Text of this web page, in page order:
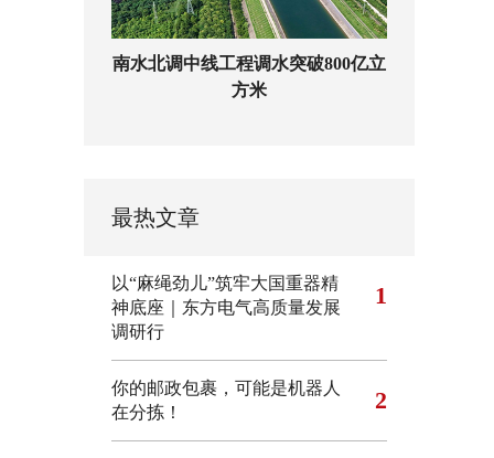
南水北调中线工程调水突破800亿立
方米
最热文章
以“麻绳劲儿”筑牢大国重器精
神底座｜东方电气高质量发展
调研行
1
你的邮政包裹，可能是机器人
在分拣！
2